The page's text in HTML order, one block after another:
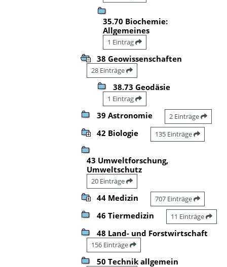
35.70 Biochemie:
Allgemeines
1 Eintrag
38 Geowissenschaften
28 Einträge
38.73 Geodäsie
1 Eintrag
39 Astronomie 2 Einträge
42 Biologie 135 Einträge
43 Umweltforschung,
Umweltschutz
20 Einträge
44 Medizin 707 Einträge
46 Tiermedizin 11 Einträge
48 Land- und Forstwirtschaft
156 Einträge
50 Technik allgemein